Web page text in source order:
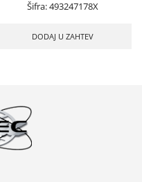
Šifra:493247178X
DODAJ U ZAHTEV